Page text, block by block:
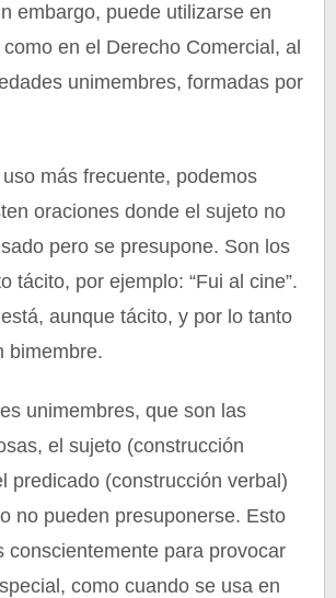
embargo, puede utilizarse en
en el Derecho Comercial, al
unimembres, formadas por
más frecuente, podemos
oraciones donde el sujeto no
pero se presupone. Son los
tácito, por ejemplo: “Fui al cine”.
está, aunque tácito, y por lo tanto
bimembre.
unimembres, que son las
el sujeto (construcción
predicado (construcción verbal)
no pueden presuponerse. Esto
conscientemente para provocar
como cuando se usa en